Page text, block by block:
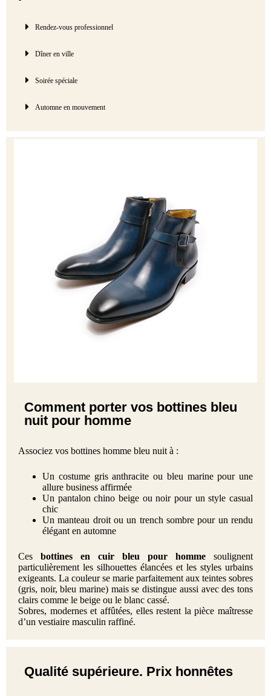
Rendez-vous professionnel
Dîner en ville
Soirée spéciale
Automne en mouvement
Comment porter vos bottines bleu
nuit pour homme
Associez vos bottines homme bleu nuit à :
Un costume gris anthracite ou bleu marine pour une
allure business affirmée
Un pantalon chino beige ou noir pour un style casual
chic
Un manteau droit ou un trench sombre pour un rendu
élégant en automne
Ces bottines en cuir bleu pour homme soulignent
particulièrement les silhouettes élancées et les styles urbains
exigeants. La couleur se marie parfaitement aux teintes sobres
(gris, noir, bleu marine) mais se distingue aussi avec des tons
clairs comme le beige ou le blanc cassé.
Sobres, modernes et affûtées, elles restent la pièce maîtresse
d’un vestiaire masculin raffiné.
Qualité supérieure. Prix honnêtes